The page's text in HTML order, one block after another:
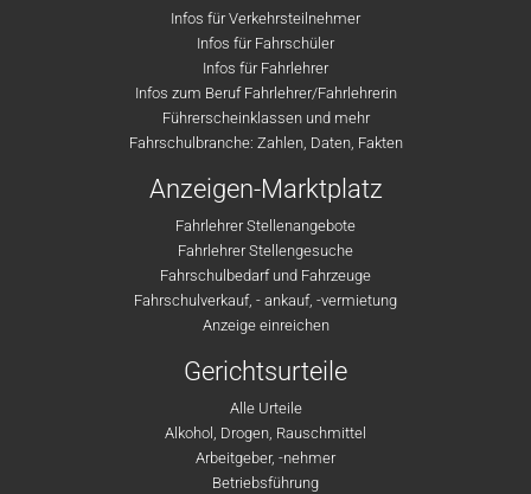
Infos für Verkehrsteilnehmer
Infos für Fahrschüler
Infos für Fahrlehrer
Infos zum Beruf Fahrlehrer/Fahrlehrerin
Führerscheinklassen und mehr
Fahrschulbranche: Zahlen, Daten, Fakten
Anzeigen-Marktplatz
Fahrlehrer Stellenangebote
Fahrlehrer Stellengesuche
Fahrschulbedarf und Fahrzeuge
Fahrschulverkauf, - ankauf, -vermietung
Anzeige einreichen
Gerichtsurteile
Alle Urteile
Alkohol, Drogen, Rauschmittel
Arbeitgeber, -nehmer
Betriebsführung